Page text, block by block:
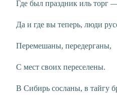
Где был праздник иль торг
Да и где вы теперь, люди
Перемешаны, передерганы,
С мест своих переселены.
В Сибирь сосланы, в тайгу